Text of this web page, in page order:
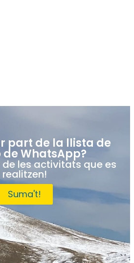
part de la llista de
WhatsApp?
les activitats que es
realitzen!
Suma't!